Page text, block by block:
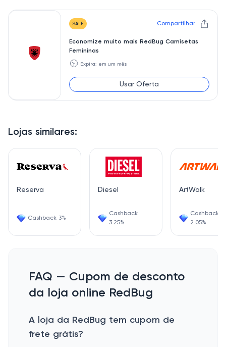
Lojas similares:
Reserva
Cashback 3%
Diesel
Cashback
3.25%
ArtWalk
Cashback
2.05%
SALE Compartilhar
Economize muito mais RedBug Camisetas
Femininas
🕥 Expira: em um mês
Usar Oferta
FAQ — Cupom de desconto
da loja online RedBug
A loja da RedBug tem cupom de
frete grátis?